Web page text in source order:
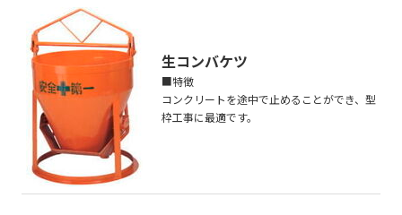
生コンバケツ
■特徴
コンクリートを途中で止めることができ、型
枠工事に最適です。